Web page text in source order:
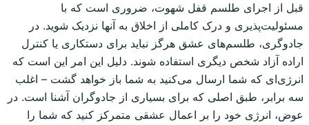
قبل از اجرای طلسم قفل شهوت، ضروری است که با
مسئولیت‌پذیری و درک کاملی از اخلاق به آنها نزدیک شوید. در
جادوگری، طلسم‌های عشق هرگز نباید برای دستکاری یا کنترل
اراده آزاد شخص دیگری استفاده شوند. دلیل این امر این است که
انرژی‌ای که شما ارسال می‌کنید به شما باز خواهد گشت – اغلب
سه برابر، طبق اصلی که برای بسیاری از جادوگران آشنا است. در
عوض، انرژی خود را بر اعمال عشقی متمرکز کنید که شما را